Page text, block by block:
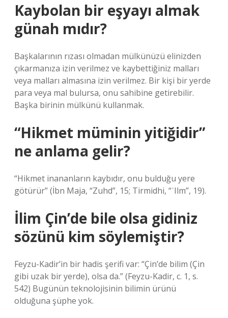
Kaybolan bir eşyayı almak
günah mıdır?
Başkalarının rızası olmadan mülkünüzü elinizden
çıkarmanıza izin verilmez ve kaybettiğiniz malları
veya malları almasına izin verilmez. Bir kişi bir yerde
para veya mal bulursa, onu sahibine getirebilir.
Başka birinin mülkünü kullanmak.
“Hikmet müminin yitiğidir”
ne anlama gelir?
“Hikmet inananların kaybıdır, onu bulduğu yere
götürür” (İbn Maja, “Zuhd”, 15; Tirmidhi, “ʿIlm”, 19).
İlim Çin’de bile olsa gidiniz
sözünü kim söylemiştir?
Feyzu-Kadir’in bir hadis şerifi var: “Çin’de bilim (Çin
gibi uzak bir yerde), olsa da.” (Feyzu-Kadir, c. 1, s.
542) Bugünün teknolojisinin bilimin ürünü
olduğuna şüphe yok.